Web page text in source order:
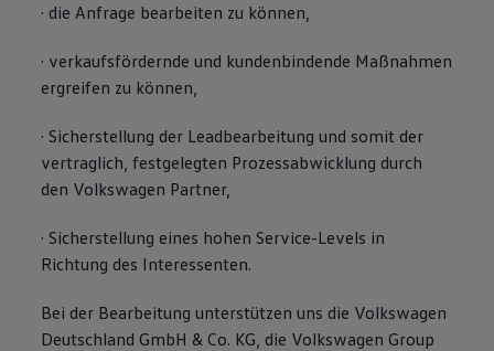
· die Anfrage bearbeiten zu können,
· verkaufsfördernde und kundenbindende Maßnahmen
ergreifen zu können,
· Sicherstellung der Leadbearbeitung und somit der
vertraglich, festgelegten Prozessabwicklung durch
den Volkswagen Partner,
· Sicherstellung eines hohen Service-Levels in
Richtung des Interessenten.
Bei der Bearbeitung unterstützen uns die Volkswagen
Deutschland GmbH & Co. KG, die Volkswagen Group